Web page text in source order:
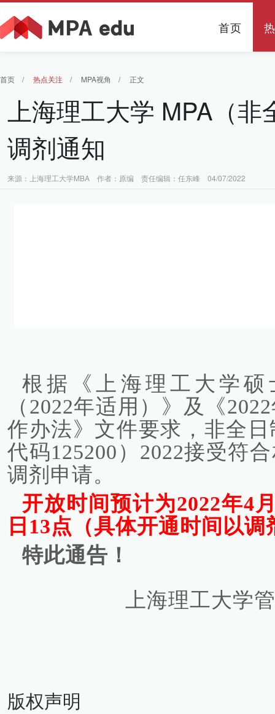
首页
首页 / 热点关注 / MPA视角 / 正文
上海理工大学 MPA（
调剂通知
来源：上海理工大学MBA 作者：原编 责任编辑：任东峰 04/07/2022
根据《上海理工大学
（2022年适用）》及《
作办法》文件要求，非全
代码125200）2022接受符
调剂申请。
开放时间预计为2022年4
日13点（具体开通时间以
特此通告！
上海理工大学
版权声明